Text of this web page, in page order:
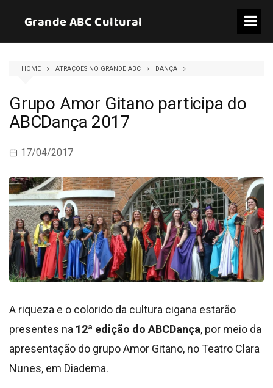
content
Grande ABC Cultural
HOME ATRAÇÕES NO GRANDE ABC DANÇA
Grupo Amor Gitano participa do
ABCDança 2017
17/04/2017
A riqueza e o colorido da cultura cigana estarão
presentes na 12ª edição do ABCDança, por meio da
apresentação do grupo Amor Gitano, no Teatro Clara
Nunes, em Diadema.